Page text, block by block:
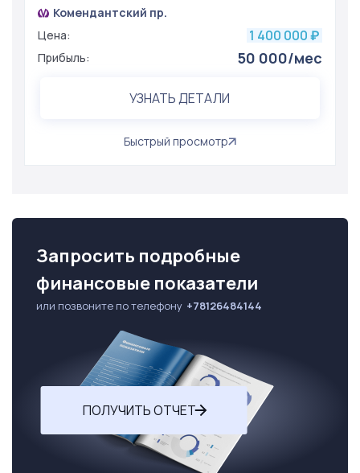
Комендантский пр.
Цена:
1 400 000 ₽
Прибыль: 50 000/мес
УЗНАТЬ ДЕТАЛИ
Быстрый просмотр
Запросить подробные
финансовые показатели
или позвоните по телефону +78126484144
ПОЛУЧИТЬ ОТЧЕТ